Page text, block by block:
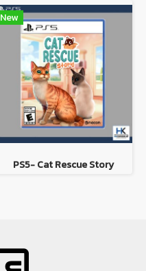
New
PS5- Cat Rescue Story